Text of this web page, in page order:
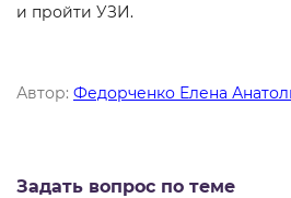
и пройти УЗИ.
Автор: Федорченко Елена
Задать вопрос по теме